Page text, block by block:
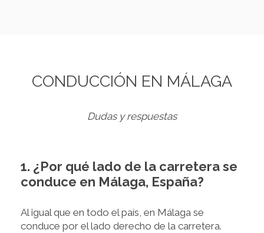
CONDUCCIÓN EN MÁLAGA
Dudas y respuestas
1. ¿Por qué lado de la carretera se
conduce en Málaga, España?
Al igual que en todo el país, en Málaga se
conduce por el lado derecho de la carretera.